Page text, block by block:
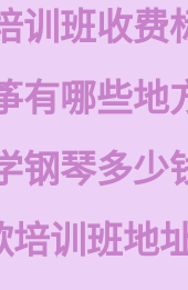
训班收费
有哪些地
钢琴多少
培训班地